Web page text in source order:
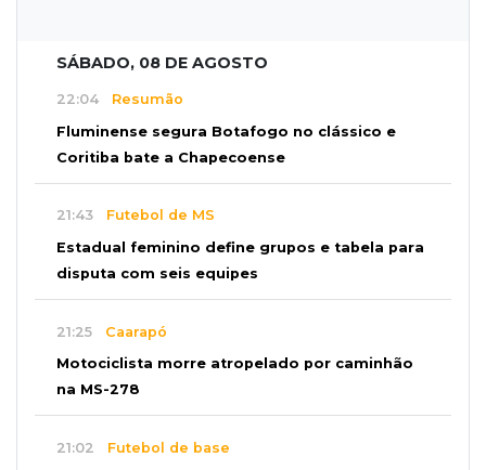
SÁBADO, 08 DE AGOSTO
22:04 Resumão
Fluminense segura Botafogo no clássico e
Coritiba bate a Chapecoense
21:43 Futebol de MS
Estadual feminino define grupos e tabela para
disputa com seis equipes
21:25 Caarapó
Motociclista morre atropelado por caminhão
na MS-278
21:02 Futebol de base